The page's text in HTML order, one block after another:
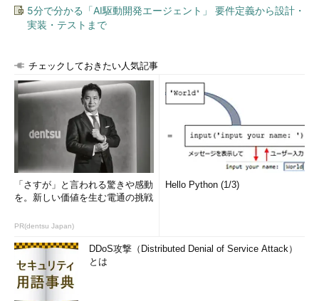
5分で分かる「AI駆動開発エージェント」 要件定義から設計・
実装・テストまで
チェックしておきたい人気記事
「さすが」と言われる驚きや感動
を。新しい価値を生む電通の挑戦
PR(dentsu Japan)
Hello Python (1/3)
DDoS攻撃（Distributed Denial of Service Attack）
とは